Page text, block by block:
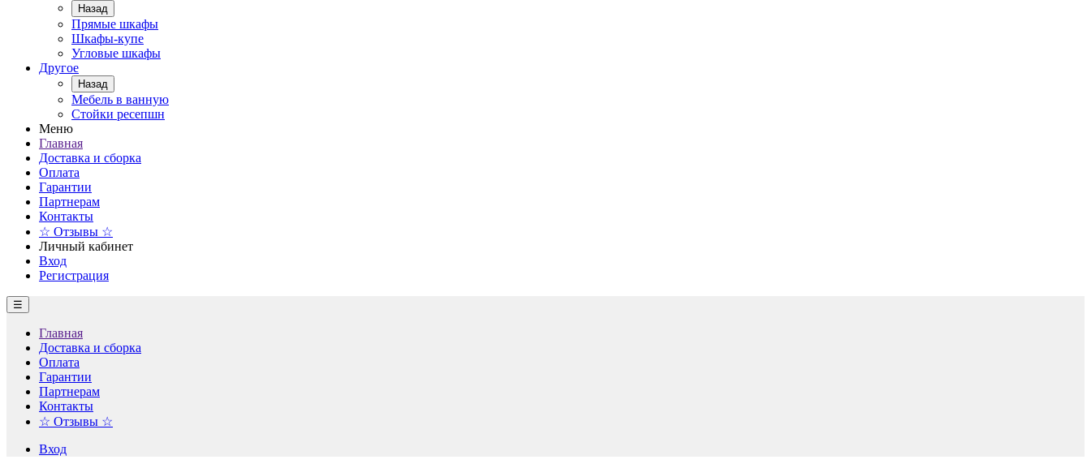
Назад
Прямые шкафы
Шкафы-купе
Угловые шкафы
Другое
Назад
Мебель в ванную
Стойки ресепшн
Меню
Главная
Доставка и сборка
Оплата
Гарантии
Партнерам
Контакты
☆ Отзывы ☆
Личный кабинет
Вход
Регистрация
☰
Главная
Доставка и сборка
Оплата
Гарантии
Партнерам
Контакты
☆ Отзывы ☆
Вход